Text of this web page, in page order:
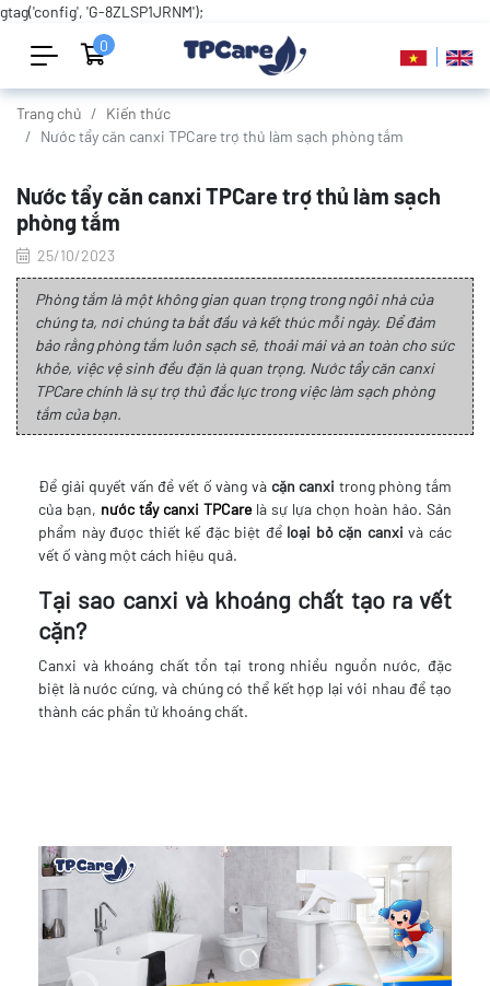
gtag('config', 'G-8ZLSP1JRNM');
0
Trang chủ
Kiến thức
Nước tẩy căn canxi TPCare trợ thủ làm sạch phòng tắm
Nước tẩy căn canxi TPCare trợ thủ làm sạch
phòng tắm
25/10/2023
Phòng tắm là một không gian quan trọng trong ngôi nhà của
chúng ta, nơi chúng ta bắt đầu và kết thúc mỗi ngày. Để đảm
bảo rằng phòng tắm luôn sạch sẽ, thoải mái và an toàn cho sức
khỏe, việc vệ sinh đều đặn là quan trọng. Nước tẩy căn canxi
TPCare chính là sự trợ thủ đắc lực trong việc làm sạch phòng
tắm của bạn.
Để giải quyết vấn đề vết ố vàng và cặn canxi trong phòng tắm
của bạn, nước tẩy canxi TPCarelà sự lựa chọn hoàn hảo. Sản
phẩm này được thiết kế đặc biệt để loại bỏ cặn canxi và các
vết ố vàng một cách hiệu quả.
Tại sao canxi và khoáng chất tạo ra vết
cặn?
Canxi và khoáng chất tồn tại trong nhiều nguồn nước, đặc
biệt là nước cứng, và chúng có thể kết hợp lại với nhau để tạo
thành các phần tử khoáng chất.